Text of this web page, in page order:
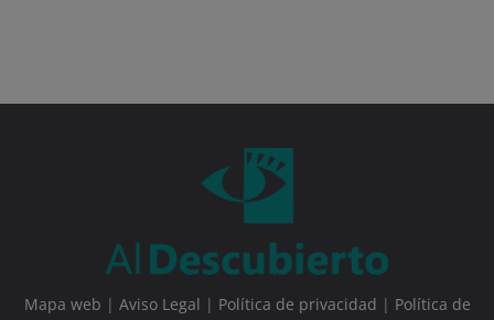
Mapa web | Aviso Legal | Política de privacidad | Política de